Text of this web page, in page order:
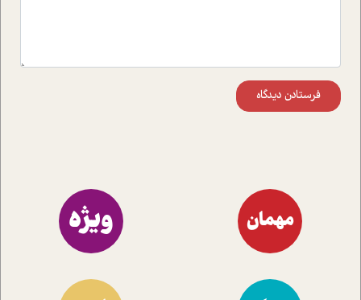
فرستادن دیدگاه
مهمان ویژه